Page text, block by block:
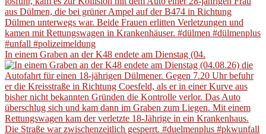
In einem Graben an der K48 endete am Dienstag (04.